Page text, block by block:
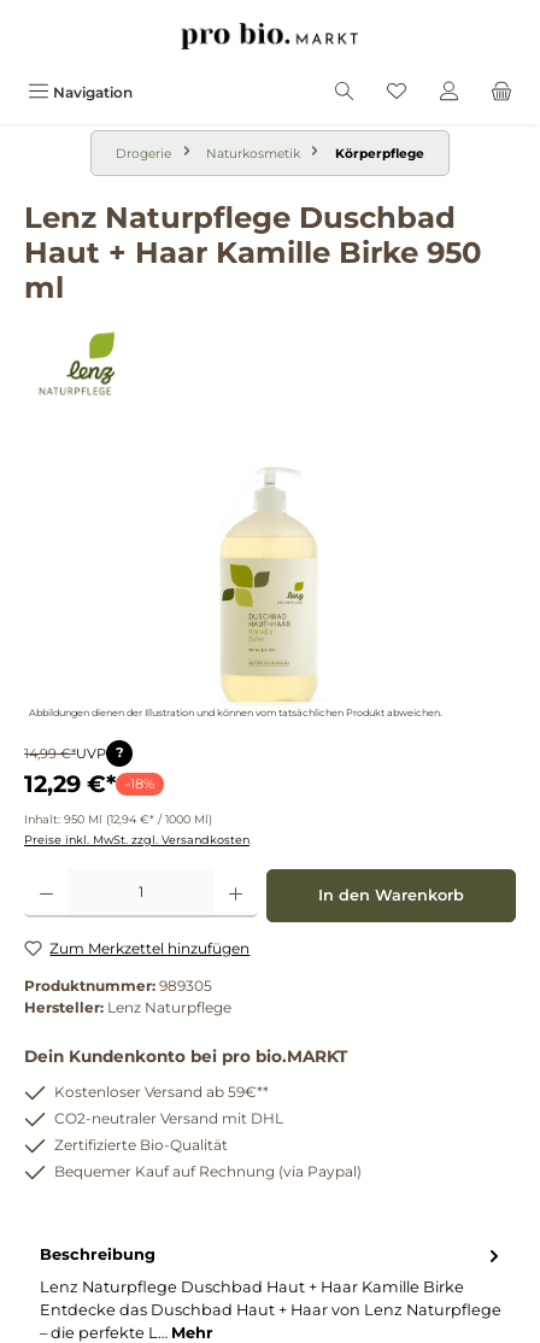
Navigation
Drogerie Naturkosmetik Körperpflege
Lenz Naturpflege Duschbad
Haut + Haar Kamille Birke 950
ml
Abbildungen dienen der Illustration und können vom tatsächlichen Produkt abweichen.
14,99 €*UVP ?
12,29 €* -18%
Inhalt: 950 Ml (12,94 €* / 1000 Ml)
Preise inkl. MwSt. zzgl. Versandkosten
Produkt Anzahl: Gib den gewünschten Wert ein oder benutze die Schaltflächen um
In den Warenkorb
Zum Merkzettel hinzufügen
Produktnummer: 989305
Hersteller: Lenz Naturpflege
Dein Kundenkonto bei pro bio.MARKT
Kostenloser Versand ab 59€**
CO2-neutraler Versand mit DHL
Zertifizierte Bio-Qualität
Bequemer Kauf auf Rechnung (via Paypal)
Beschreibung
Lenz Naturpflege Duschbad Haut + Haar Kamille Birke
Entdecke das Duschbad Haut + Haar von Lenz Naturpflege
– die perfekte L… Mehr